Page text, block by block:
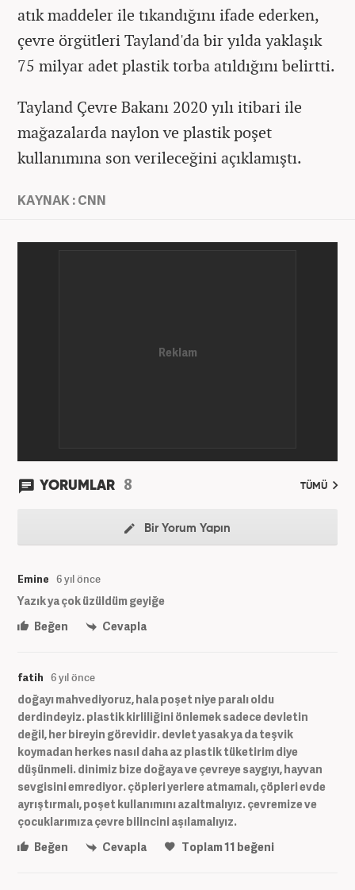
atık maddeler ile tıkandığını ifade ederken,
çevre örgütleri Tayland'da bir yılda yaklaşık
75 milyar adet plastik torba atıldığını belirtti.
Tayland Çevre Bakanı 2020 yılı itibari ile
mağazalarda naylon ve plastik poşet
kullanımına son verileceğini açıklamıştı.
KAYNAK : CNN
YORUMLAR 8 TÜMÜ
Bir Yorum Yapın
Emine 6 yıl önce
Yazık ya çok üzüldüm geyiğe
Beğen
Cevapla
fatih 6 yıl önce
doğayı mahvediyoruz, hala poşet niye paralı oldu
derdindeyiz. plastik kirliliğini önlemek sadece devletin
değil, her bireyin görevidir. devlet yasak ya da teşvik
koymadan herkes nasıl daha az plastik tüketirim diye
düşünmeli. dinimiz bize doğaya ve çevreye saygıyı, hayvan
sevgisini emrediyor. çöpleri yerlere atmamalı, çöpleri evde
ayrıştırmalı, poşet kullanımını azaltmalıyız. çevremize ve
çocuklarımıza çevre bilincini aşılamalıyız.
Beğen
Cevapla Toplam11 beğeni